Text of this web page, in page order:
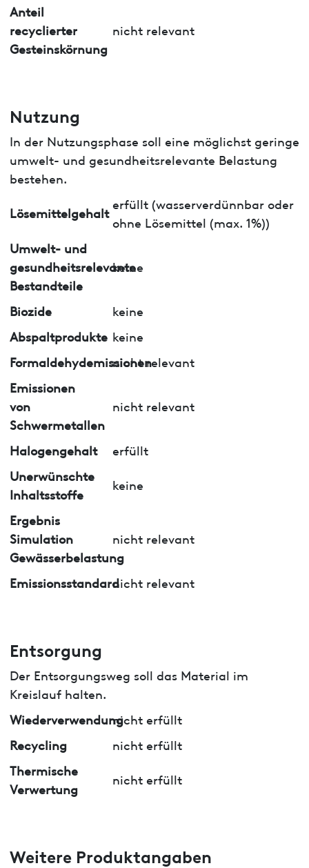
Anteil
recyclierter
Gesteinskörnung
nicht relevant
Nutzung
In der Nutzungsphase soll eine möglichst geringe
umwelt- und gesundheitsrelevante Belastung
bestehen.
Lösemittelgehalt
erfüllt (wasserverdünnbar oder
ohne Lösemittel (max. 1%))
Umwelt- und
gesundheitsrelevante
Bestandteile
keine
Biozide
keine
Abspaltprodukte keine
Formaldehydemissionennicht relevant
Emissionen
von
Schwermetallen
nicht relevant
Halogengehalt
erfüllt
Unerwünschte
Inhaltsstoffe
keine
Ergebnis
Simulation
Gewässerbelastung
nicht relevant
Emissionsstandardnicht relevant
Entsorgung
Der Entsorgungsweg soll das Material im
Kreislauf halten.
Wiederverwendungnicht erfüllt
Recycling
nicht erfüllt
Thermische
Verwertung
nicht erfüllt
Weitere Produktangaben